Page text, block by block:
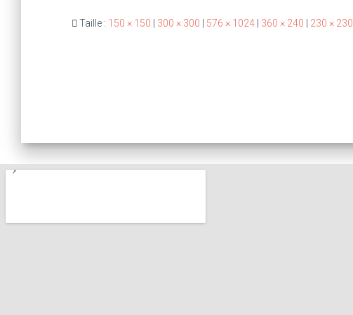
Taille : 150 × 150 300 × 300 576 × 1024 360 × 240 230 × 230